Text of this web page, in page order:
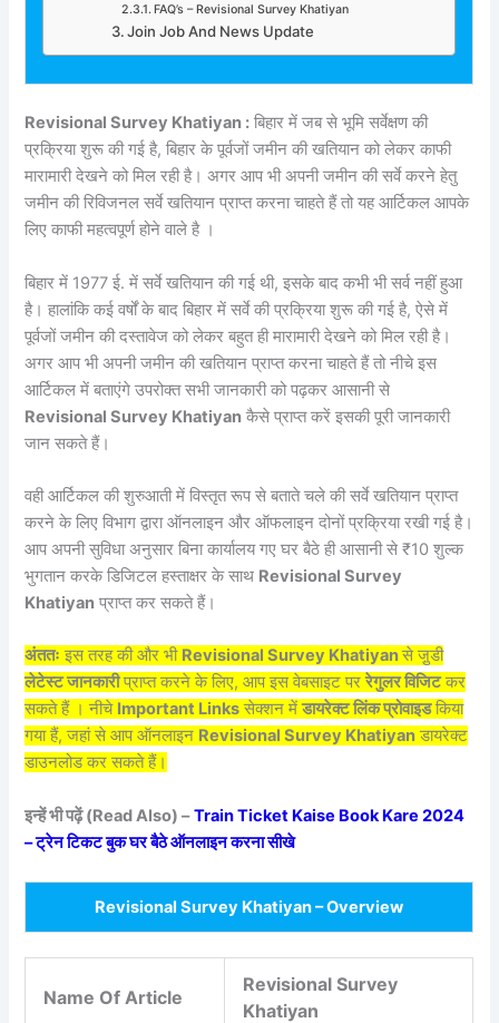
FAQ’s – Revisional Survey Khatiyan
Join Job And News Update
Revisional Survey Khatiyan : बिहार में जब से भूमि सर्वेक्षण की
प्रक्रिया शुरू की गई है, बिहार के पूर्वजों जमीन की खतियान को लेकर काफी
मारामारी देखने को मिल रही है। अगर आप भी अपनी जमीन की सर्वे करने हेतु
जमीन की रिविजनल सर्वे खतियान प्राप्त करना चाहते हैं तो यह आर्टिकल आपके
लिए काफी महत्वपूर्ण होने वाले है ।
बिहार में 1977 ई. में सर्वे खतियान की गई थी, इसके बाद कभी भी सर्व नहीं हुआ
है। हालांकि कई वर्षों के बाद बिहार में सर्वे की प्रक्रिया शुरू की गई है, ऐसे में
पूर्वजों जमीन की दस्तावेज को लेकर बहुत ही मारामारी देखने को मिल रही है।
अगर आप भी अपनी जमीन की खतियान प्राप्त करना चाहते हैं तो नीचे इस
आर्टिकल में बताएंगे उपरोक्त सभी जानकारी को पढ़कर आसानी से
Revisional Survey Khatiyan कैसे प्राप्त करें इसकी पूरी जानकारी
जान सकते हैं।
वही आर्टिकल की शुरुआती में विस्तृत रूप से बताते चले की सर्वे खतियान प्राप्त
करने के लिए विभाग द्वारा ऑनलाइन और ऑफलाइन दोनों प्रक्रिया रखी गई है।
आप अपनी सुविधा अनुसार बिना कार्यालय गए घर बैठे ही आसानी से ₹10 शुल्क
भुगतान करके डिजिटल हस्ताक्षर के साथ Revisional Survey
Khatiyan प्राप्त कर सकते हैं।
अंततः इस तरह की और भी Revisional Survey Khatiyanसे जु़डी
लेटेस्ट जानकारीप्राप्त करने के लिए, आप इस वेबसाइट पररेगुलर विजिटकर
सकते हैं । नीचे Important Links सेक्शन मेंडायरेक्ट लिंक प्रोवाइडकिया
गया हैं, जहां से आप ऑनलाइन Revisional Survey Khatiyan डायरेक्ट
डाउनलोड कर सकते हैं।
इन्हें भी पढ़ें (Read Also) – Train Ticket Kaise Book Kare 2024
– ट्रेन टिकट बुक घर बैठे ऑनलाइन करना सीखे
Revisional Survey Khatiyan – Overview
Name Of Article
Revisional Survey
Khatiyan